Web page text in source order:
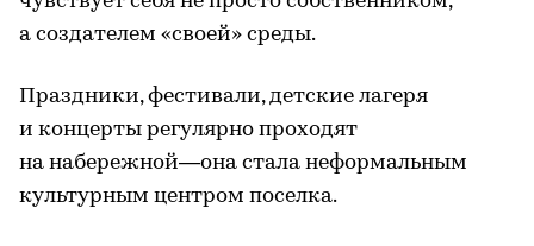
а создателем «своей» среды.
Праздники, фестивали, детские лагеря
и концерты регулярно проходят
на набережной—она стала неформальным
культурным центром поселка.